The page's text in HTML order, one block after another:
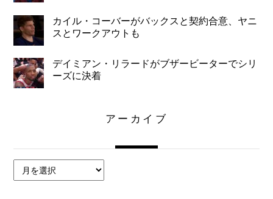
カイル・コーバーがバックスと契約合意、ヤニ
スとワークアウトも
デイミアン・リラードがブザービーターでシリ
ーズに決着
アーカイブ
ー